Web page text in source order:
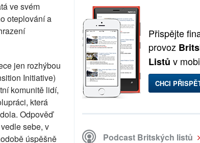
ve svém
oteplování a
jen rozhýbou
Initiative)
komunitě lidí,
která
Odpověď
sebe, v
úspěšně
Přispějte
provoz
Listů v
CHCI
Podcast Britských listů